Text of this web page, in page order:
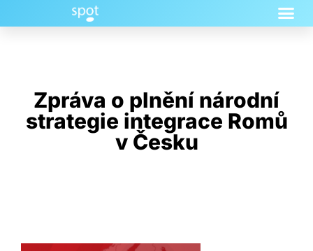
Zpráva o plnění národní
strategie integrace Romů
v Česku